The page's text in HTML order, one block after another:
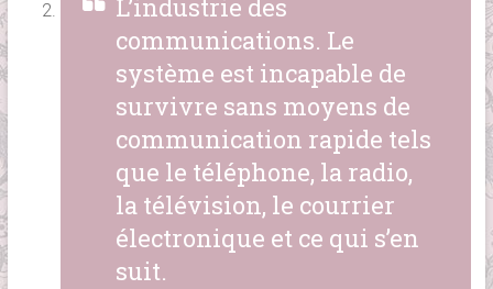
L’industrie des
communications. Le
système est incapable de
survivre sans moyens de
communication rapide tels
que le téléphone, la radio,
la télévision, le courrier
électronique et ce qui s’en
suit.